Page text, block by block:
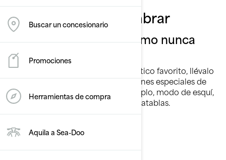
Buscar un concesionario
Promociones
Herramientas de compra
Aquila a Sea-Doo
Prepárate para asombrar
Deportes de arrastre como nunca
antes
Cualquiera que sea tu deporte acuático favorito, llévalo
a un nivel superior con las prestaciones especiales de
arrastre del modelo Wake, por ejemplo, modo de esquí,
mástil de esquí acuático LinQ y portatablas.